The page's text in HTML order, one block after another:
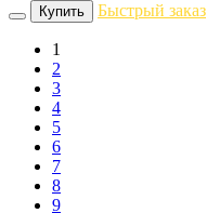
Купить Быстрый заказ
1
2
3
4
5
6
7
8
9